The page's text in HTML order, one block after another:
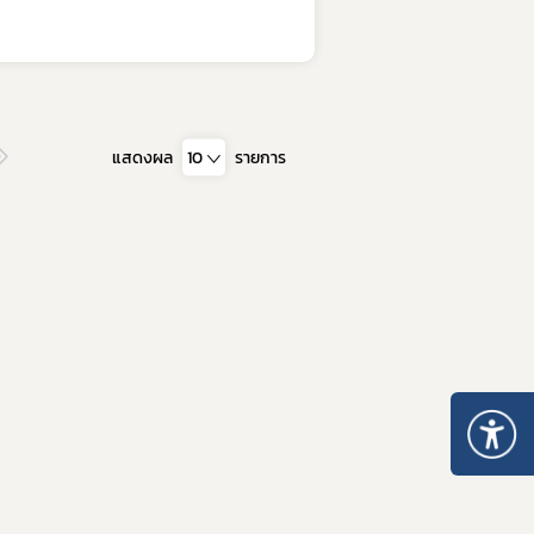
รองสถานที่นำหรือสั่งยาแผนปัจจุบันเข้ามาในราชอาณาจักร GDP
แสดงผล 10 รายการ